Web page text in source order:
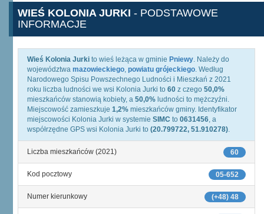
WIEŚ KOLONIA JURKI - PODSTAWOWE
INFORMACJE
Wieś Kolonia Jurki to wieś leżąca w gminie Pniewy. Należy do
województwa mazowieckiego, powiatu grójeckiego. Według
Narodowego Spisu Powszechnego Ludności i Mieszkań z 2021
roku liczba ludności we wsi Kolonia Jurki to 60 z czego 50,0%
mieszkańców stanowią kobiety, a 50,0% ludności to mężczyźni.
Miejscowość zamieszkuje 1,2% mieszkańców gminy. Identyfikator
miejscowości Kolonia Jurki w systemie SIMC to 0631456, a
współrzędne GPS wsi Kolonia Jurki to (20.799722, 51.910278).
60
Liczba mieszkańców (2021)
05-652
Kod pocztowy
(+48) 48
Numer kierunkowy